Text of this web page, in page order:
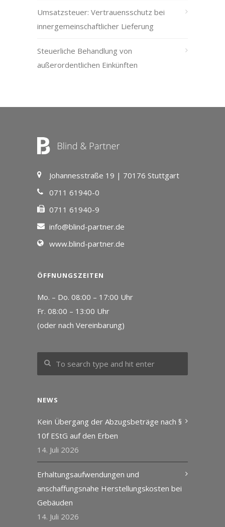
Umsatzsteuer: Vertrauensschutz bei
innergemeinschaftlicher Lieferung
Steuerliche Behandlung von
außerordentlichen Einkünften
Johannesstraße 19 | 70176 Stuttgart
0711 61940-0
0711 61940-9
info@blind-partner.de
www.blind-partner.de
ÖFFNUNGSZEITEN
Mo. – Do. 08:00 – 17:00 Uhr
Fr. 08:00 – 13:00 Uhr
(oder nach Vereinbarung)
NEWS
Kein Übergang der Abzugsbeträge nach §
10f EStG auf den Erben
14. Juli 2026
Erhaltungsaufwendungen und
anschaffungsnahe Herstellungskosten bei
Gebäuden
14. Juli 2026